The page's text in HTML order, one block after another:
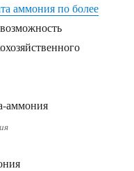
аммония по более